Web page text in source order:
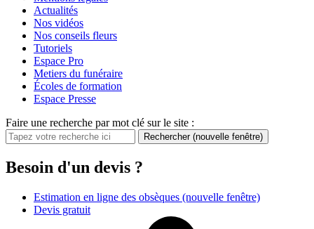
Actualités
Nos vidéos
Nos conseils fleurs
Tutoriels
Espace Pro
Metiers du funéraire
Écoles de formation
Espace Presse
Faire une recherche par mot clé sur le site :
Rechercher (nouvelle fenêtre)
Besoin d'un devis ?
Estimation en ligne des obsèques (nouvelle fenêtre)
Devis gratuit